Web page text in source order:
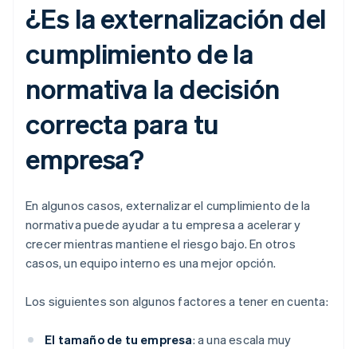
¿Es la externalización del
cumplimiento de la
normativa la decisión
correcta para tu
empresa?
En algunos casos, externalizar el cumplimiento de la
normativa puede ayudar a tu empresa a acelerar y
crecer mientras mantiene el riesgo bajo. En otros
casos, un equipo interno es una mejor opción.
Los siguientes son algunos factores a tener en cuenta:
El tamaño de tu empresa: a una escala muy